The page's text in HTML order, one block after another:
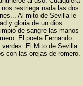
restriega nada las dos
Al mito de Sevilla le
y gloria de un dios
de sangre las manos
El poeta Fernando
El Mito de Sevilla
con las orejas de romero.